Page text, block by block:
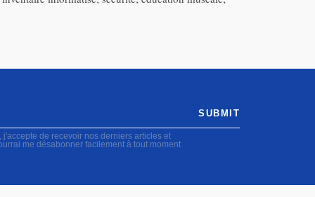
de recevoir nos derniers articles et
me désabonner facilement à tout moment
SUBMIT